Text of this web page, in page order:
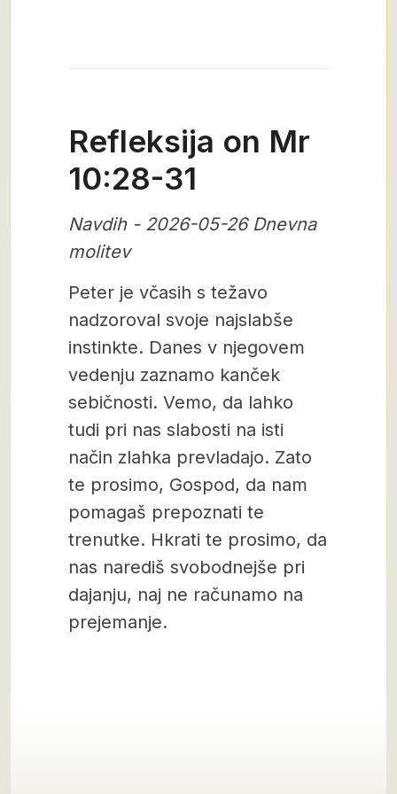
Refleksija on Mr
10:28-31
Navdih - 2026-05-26 Dnevna
molitev
Peter je včasih s težavo
nadzoroval svoje najslabše
instinkte. Danes v njegovem
vedenju zaznamo kanček
sebičnosti. Vemo, da lahko
tudi pri nas slabosti na isti
način zlahka prevladajo. Zato
te prosimo, Gospod, da nam
pomagaš prepoznati te
trenutke. Hkrati te prosimo, da
nas narediš svobodnejše pri
dajanju, naj ne računamo na
prejemanje.